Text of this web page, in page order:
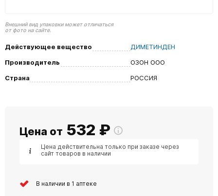
Внешний вид упаковки может отличаться
от фото на сайте.
Действующее вещество
ДИМЕТИНДЕН
Производитель
ОЗОН ООО
Страна
РОССИЯ
Цена от 532 ₽
Цена действительна только при заказе через
сайт товаров в наличии
В наличии в 1 аптеке